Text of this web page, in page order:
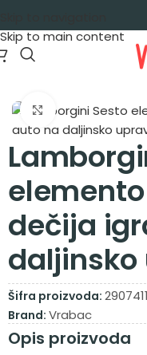
Skip to main content
Automobili
Zumiraj sliku
elemento
dečija
Šifra proizvoda: 2907411
Brand: Vrabac
Opis proizvoda